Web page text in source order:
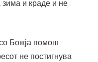
зима и краде и не
Божја помош
не постигнува